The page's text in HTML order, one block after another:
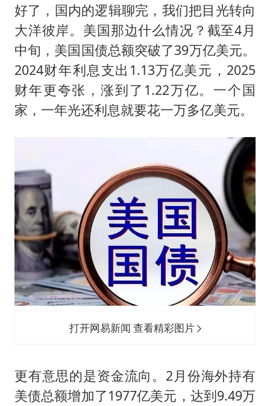
好了，国内的逻辑聊完，我们把目光转向
大洋彼岸。美国那边什么情况？截至4月
中旬，美国国债总额突破了39万亿美元。
2024财年利息支出1.13万亿美元，2025
财年更夸张，涨到了1.22万亿。一个国
家，一年光还利息就要花一万多亿美元。
打开网易新闻 查看精彩图片
更有意思的是资金流向。2月份海外持有
美债总额增加了1977亿美元，达到9.49万